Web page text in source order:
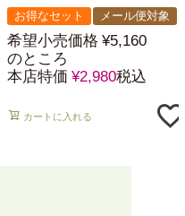
お得なセット メール便対象
希望小売価格 ¥5,160
のところ
本店特価 ¥2,980税込
カートに入れる